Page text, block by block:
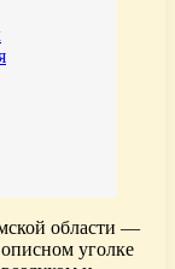
области —
уголке